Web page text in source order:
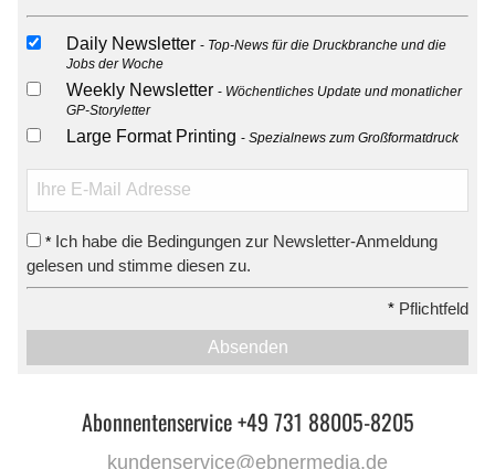
Daily Newsletter
Top-News für die Druckbranche und die
Jobs der Woche
Weekly Newsletter
Wöchentliches Update und monatlicher
GP-Storyletter
Large Format Printing Spezialnews zum Großformatdruck
* Ich habe die Bedingungen zur Newsletter-Anmeldung
gelesen und stimme diesen zu.
* Pflichtfeld
Absenden
Abonnentenservice +49 731 88005-8205
kundenservice@ebnermedia.de